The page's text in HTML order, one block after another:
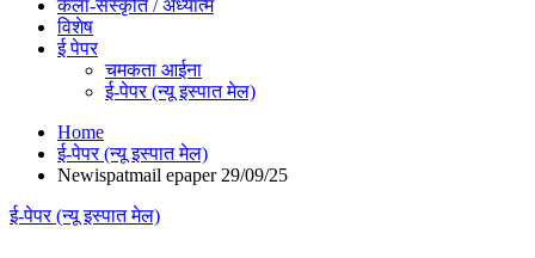
कला-संस्कृति / अध्यात्म
विशेष
ई पेपर
चमकता आईना
ई-पेपर (न्यू इस्पात मेल)
Home
ई-पेपर (न्यू इस्पात मेल)
Newispatmail epaper 29/09/25
ई-पेपर (न्यू इस्पात मेल)